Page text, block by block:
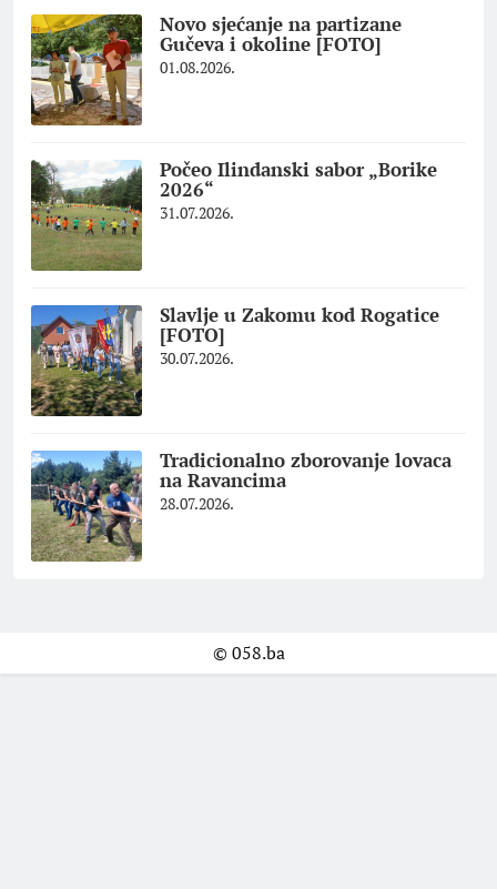
Novo sjećanje na partizane
Gučeva i okoline [FOTO]
01.08.2026.
Počeo Ilindanski sabor „Borike
2026“
31.07.2026.
Slavlje u Zakomu kod Rogatice
[FOTO]
30.07.2026.
Tradicionalno zborovanje lovaca
na Ravancima
28.07.2026.
© 058.ba